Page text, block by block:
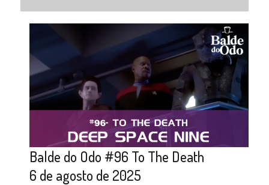
Balde do Odo #96 To The Death
6 de agosto de 2025